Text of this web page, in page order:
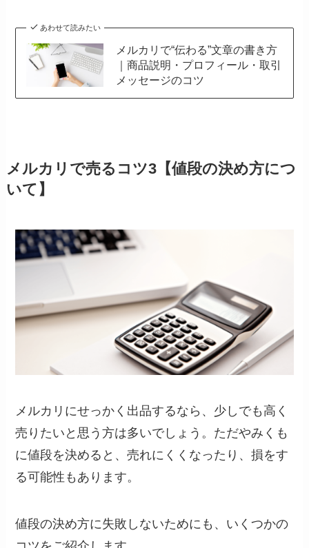
あわせて読みたい
メルカリで“伝わる”文章の書き方
｜商品説明・プロフィール・取引
メッセージのコツ
メルカリで売るコツ3【値段の決め方につ
いて】
メルカリにせっかく出品するなら、少しでも高く
売りたいと思う方は多いでしょう。ただやみくも
に値段を決めると、売れにくくなったり、損をす
る可能性もあります。
値段の決め方に失敗しないためにも、いくつかの